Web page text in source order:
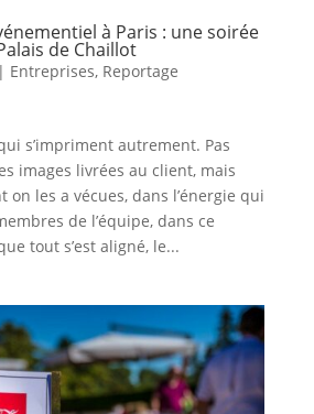
à Paris : une soirée
de Chaillot
| Entreprises, Reportage
s’impriment autrement. Pas
images livrées au client, mais
on les a vécues, dans l’énergie qui
de l’équipe, dans ce
tout s’est aligné, le...